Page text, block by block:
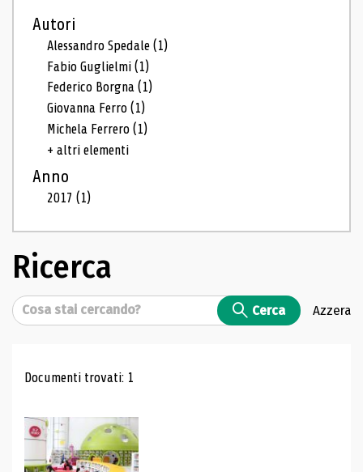
Autori
Alessandro Spedale(1)
Fabio Guglielmi(1)
Federico Borgna(1)
Giovanna Ferro(1)
Michela Ferrero(1)
+ altri elementi
Anno
2017(1)
Ricerca
Cerca Cerca Azzera
Risultati di ricerca
Documenti trovati: 1